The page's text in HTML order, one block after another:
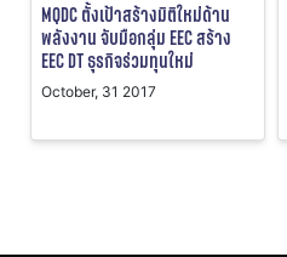
MQDC ตั้งเป้าสร้างมิติใหม่ด้าน
พลังงาน จับมือกลุ่ม EEC สร้าง
EEC DT ธุรกิจร่วมทุนใหม่
October, 31 2017